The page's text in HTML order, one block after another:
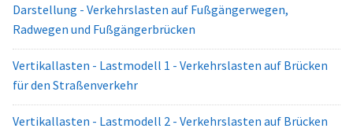
Darstellung - Verkehrslasten auf Fußgängerwegen,
Radwegen und Fußgängerbrücken
Vertikallasten - Lastmodell 1 - Verkehrslasten auf Brücken
für den Straßenverkehr
Vertikallasten - Lastmodell 2 - Verkehrslasten auf Brücken